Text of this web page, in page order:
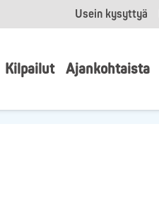
Usein kysyttyä
Kilpailut Ajankohtaista